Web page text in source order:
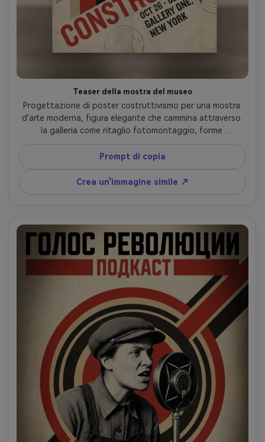
Teaser della mostra del museo
Progettazione di poster costruttivismo per una mostra
d'arte moderna, figura elegante che cammina attraverso
la galleria come ritaglio fotomontaggio, forme
geometriche di segnaletica, titolo tipografico diagonale,
tavolozza rossa e nera crema, mezzo tono e texture di
carta, strati di collage con timbri sottili, composizione
raffinata ma audace, grafica professionale design,
obiettivo da 85 mm, profondità di campo bassa,
Prompt di copia
Crea un'immagine simile ↗